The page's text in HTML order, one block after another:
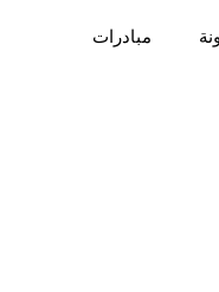
مبادرات